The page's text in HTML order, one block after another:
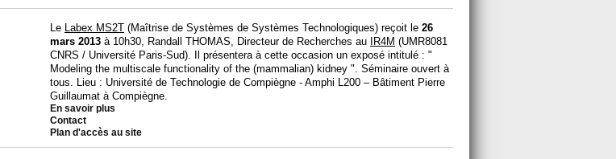
Le Labex MS2T (Maîtrise de Systèmes de Systèmes Technologiques) reçoit le 26
mars 2013 à 10h30, Randall THOMAS, Directeur de Recherches au IR4M (UMR8081
CNRS / Université Paris-Sud). Il présentera à cette occasion un exposé intitulé : "
Modeling the multiscale functionality of the (mammalian) kidney ". Séminaire ouvert à
tous. Lieu : Université de Technologie de Compiègne - Amphi L200 – Bâtiment Pierre
Guillaumat à Compiègne.
En savoir plus
Contact
Plan d'accès au site